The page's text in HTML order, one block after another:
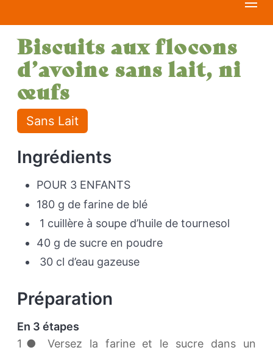
Biscuits aux flocons
d’avoine sans lait, ni
œufs
Sans Lait
Ingrédients
POUR 3 ENFANTS
180 g de farine de blé
1 cuillère à soupe d’huile de tournesol
40 g de sucre en poudre
30 cl d’eau gazeuse
Préparation
En 3 étapes
1● Versez la farine et le sucre dans un